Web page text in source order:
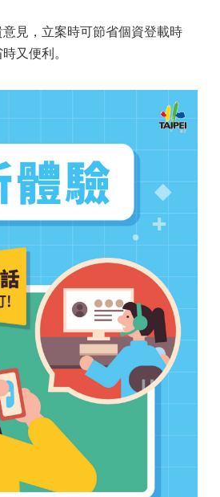
見，立案時可節省個資登載時
又便利。